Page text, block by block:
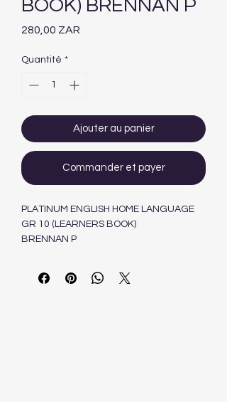
BOOK) BRENNAN P
280,00 ZAR
Quantité *
Ajouter au panier
Commander et payer
PLATINUM ENGLISH HOME LANGUAGE
GR 10 (LEARNERS BOOK)
BRENNAN P